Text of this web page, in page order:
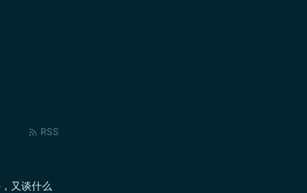
RSS
又谈什么